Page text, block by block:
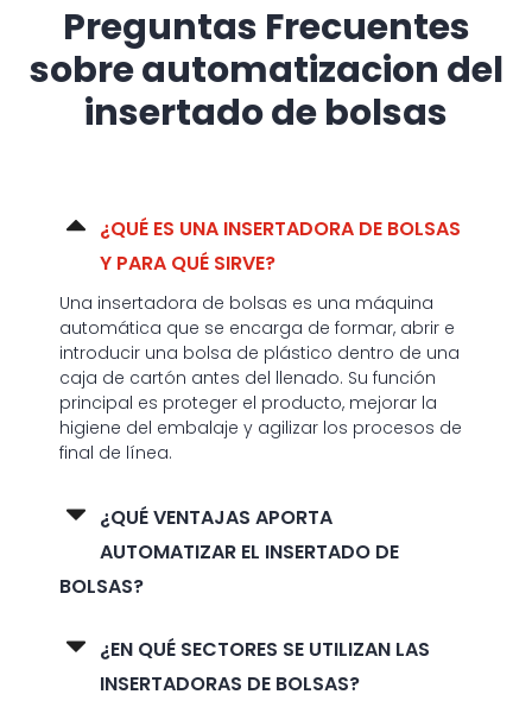
Preguntas Frecuentes
sobre automatizacion del
insertado de bolsas
¿QUÉ ES UNA INSERTADORA DE BOLSAS
Y PARA QUÉ SIRVE?
Una insertadora de bolsas es una máquina
automática que se encarga de formar, abrir e
introducir una bolsa de plástico dentro de una
caja de cartón antes del llenado. Su función
principal es proteger el producto, mejorar la
higiene del embalaje y agilizar los procesos de
final de línea.
¿QUÉ VENTAJAS APORTA
AUTOMATIZAR EL INSERTADO DE
BOLSAS?
¿EN QUÉ SECTORES SE UTILIZAN LAS
INSERTADORAS DE BOLSAS?